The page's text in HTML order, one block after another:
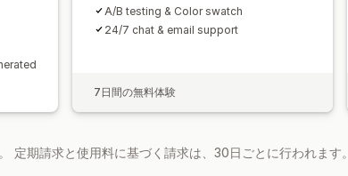
A/B testing & Color swatch
24/7 chat & email support
7日間の無料体験
定期請求と使用料に基づく請求は、30日ごとに行われます。